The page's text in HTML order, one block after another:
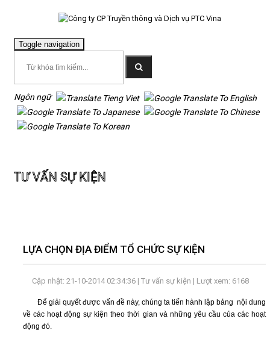
Toggle navigation
PTC
SỰ
KIỆN
TRONG
NHÀ
Ngôn ngữ
TƯ VẤN SỰ KIỆN
LỰA CHỌN ĐỊA ĐIỂM TỔ CHỨC SỰ KIỆN
Cập nhật: 21-10-2014 02:34:36 | Tư vấn sự kiện | Lượt xem: 6168
Để giải quyết được vấn đề này, chúng ta tiến hành lập bảng nội dung
về các hoạt động sự kiện theo thời gian và những yêu cầu của các hoạt
động đó.